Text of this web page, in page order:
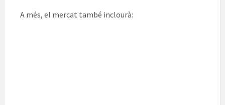
A més, el mercat també inclourà: